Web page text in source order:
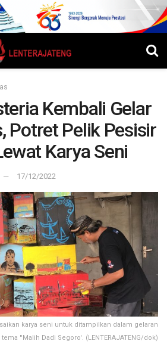
Kembali Gelar
Potret Pelik Pesisir
Karya Seni
17/12/2022
karya seni untuk ditampilkan dalam gelaran
''Malih Dadi Segoro'. (LENTERAJATENG/dok)